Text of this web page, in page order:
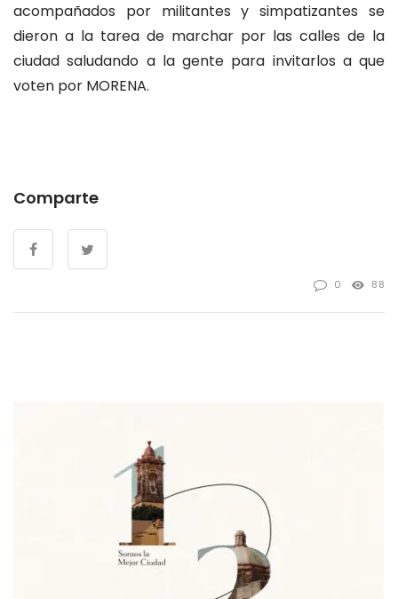
acompañados por militantes y simpatizantes se
dieron a la tarea de marchar por las calles de la
ciudad saludando a la gente para invitarlos a que
voten por MORENA.
Comparte
0 88